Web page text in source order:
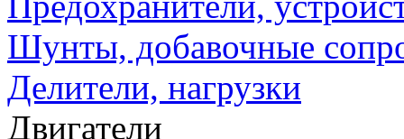
Шунты, добавочные
Делители, нагрузки
Двигатели